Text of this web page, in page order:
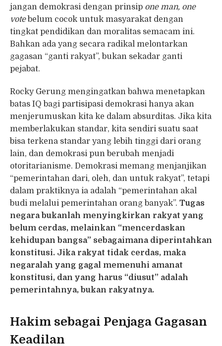
jangan demokrasi dengan prinsip one man, one
votebelum cocok untuk masyarakat dengan
tingkat pendidikan dan moralitas semacam ini.
Bahkan ada yang secara radikal melontarkan
gagasan “ganti rakyat”, bukan sekadar ganti
pejabat.
Rocky Gerung mengingatkan bahwa menetapkan
batas IQ bagi partisipasi demokrasi hanya akan
menjerumuskan kita ke dalam absurditas. Jika kita
memberlakukan standar, kita sendiri suatu saat
bisa terkena standar yang lebih tinggi dari orang
lain, dan demokrasi pun berubah menjadi
otoritarianisme. Demokrasi memang menjanjikan
“pemerintahan dari, oleh, dan untuk rakyat”, tetapi
dalam praktiknya ia adalah “pemerintahan akal
budi melalui pemerintahan orang banyak”. Tugas
negara bukanlah menyingkirkan rakyat yang
belum cerdas, melainkan “mencerdaskan
kehidupan bangsa” sebagaimana diperintahkan
konstitusi. Jika rakyat tidak cerdas, maka
negaralah yang gagal memenuhi amanat
konstitusi, dan yang harus “diusut” adalah
pemerintahnya, bukan rakyatnya.
Hakim sebagai Penjaga Gagasan
Keadilan